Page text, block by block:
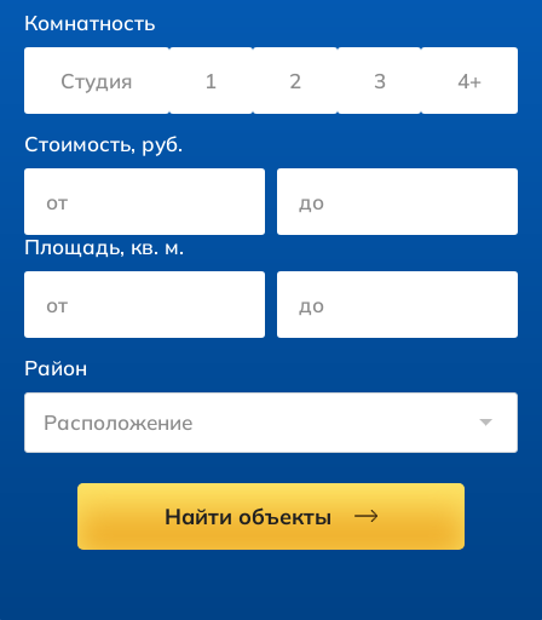
Комнатность
Студия 1 2 3 4+
Стоимость, руб.
Площадь, кв. м.
Район
Расположение
Найти объекты